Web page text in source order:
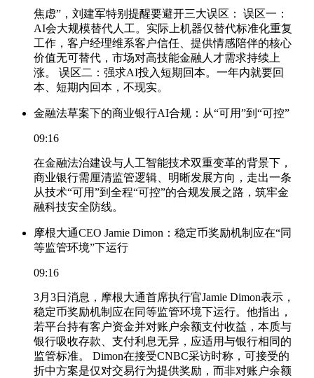
焦虑”，刘建军特别提醒要避开三大误区： 误区一：
AI会大规模替代人工。实际上机器仅替代标准化重复
工作，客户经理维系客户信任、提供情感陪伴的核心
价值无可替代，市场对高技能金融人才需求持续上
涨。 误区二：强求AI投入短期回本。一年内就要回
本、短期内回本，不现实。
金融法草案下的商业银行AI合规：从“可用”到“可控”
09:16
在金融法治建设与人工智能技术双重变革的背景下，
商业银行需厘清监管逻辑、明晰发展方向，走出一条
从技术“可用”到全程“可控”的合规发展之路，筑牢金
融科技安全防线。
摩根大通CEO Jamie Dimon：稳定币奖励机制应在“同
等监管环境”下运行
09:16
3月3日消息，摩根大通首席执行官Jamie Dimon表示，
稳定币奖励机制应在同等监管环境下运行。他指出，
若平台持有客户资金并对账户余额支付收益，本质与
银行吸收存款、支付利息无异，应适用与银行相同的
监管标准。 Dimon在接受CNBC采访时称，可接受的
折中方案是仅对交易行为提供奖励，而非对账户余额